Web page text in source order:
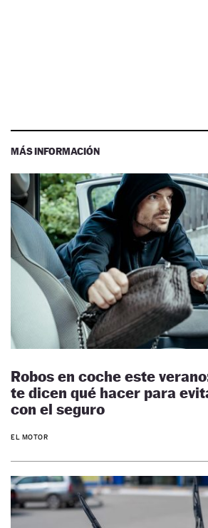
MÁS INFORMACIÓN
Robos en coche este
te dicen qué hacer para
con el seguro
EL MOTOR